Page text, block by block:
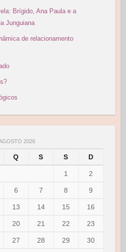
Brígido, Ana Paula e a
Junguiana
de relacionamento
2026
Q S S D
1 2
6 7 8 9
13 14 15 16
20 21 22 23
27 28 29 30